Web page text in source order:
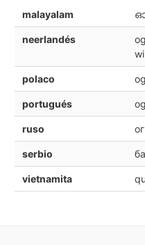
malayalam
neerlandés
polaco
portugués
ruso
serbio
vietnamita